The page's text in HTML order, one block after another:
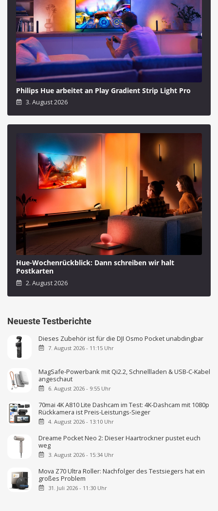
Philips Hue arbeitet an Play Gradient Strip Light Pro
3. August 2026
Hue-Wochenrückblick: Dann schreiben wir halt
Postkarten
2. August 2026
Neueste Testberichte
Dieses Zubehör ist für die DJI Osmo Pocket unabdingbar
7. August 2026 - 11:15 Uhr
MagSafe-Powerbank mit Qi2.2, Schnellladen & USB-C-Kabel
angeschaut
6. August 2026 - 9:55 Uhr
70mai 4K A810 Lite Dashcam im Test: 4K-Dashcam mit 1080p
Rückkamera ist Preis-Leistungs-Sieger
4. August 2026 - 13:10 Uhr
Dreame Pocket Neo 2: Dieser Haartrockner pustet euch
weg
3. August 2026 - 15:34 Uhr
Mova Z70 Ultra Roller: Nachfolger des Testsiegers hat ein
großes Problem
31. Juli 2026 - 11:30 Uhr